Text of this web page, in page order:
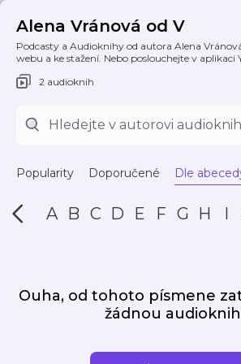
Alena Vránová od V
Podcasty a Audioknihy od autora Alena
webu a ke stažení. Nebo poslouchejte v aplikaci
2 audioknih
Popularity Doporučené Dle
A B C D E F G H I
Ouha, od tohoto písmene
žádnou